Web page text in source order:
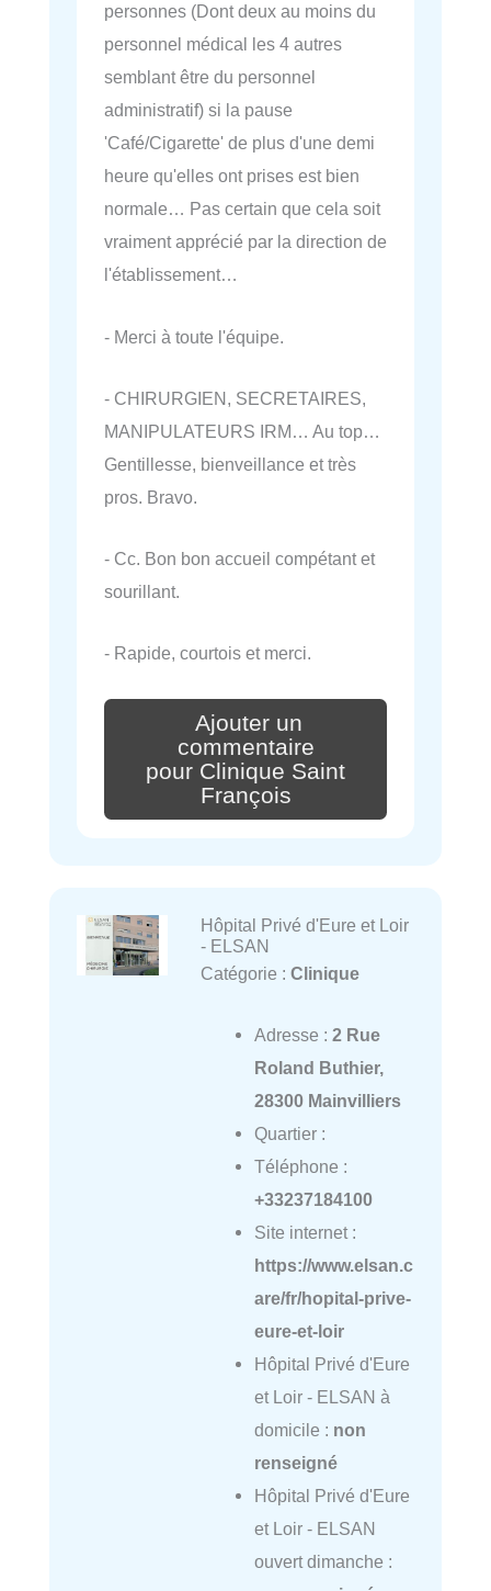
personnes (Dont deux au moins du
personnel médical les 4 autres
semblant être du personnel
administratif) si la pause
'Café/Cigarette' de plus d'une demi
heure qu'elles ont prises est bien
normale… Pas certain que cela soit
vraiment apprécié par la direction de
l'établissement…
- Merci à toute l'équipe.
- CHIRURGIEN, SECRETAIRES,
MANIPULATEURS IRM… Au top…
Gentillesse, bienveillance et très
pros. Bravo.
- Cc. Bon bon accueil compétant et
sourillant.
- Rapide, courtois et merci.
Ajouter un
commentaire
pour Clinique Saint
François
Hôpital Privé d'Eure et Loir
- ELSAN
Catégorie : Clinique
Adresse : 2 Rue
Roland Buthier,
28300 Mainvilliers
Quartier :
Téléphone :
+33237184100
Site internet :
https://www.elsan.c
are/fr/hopital-prive-
eure-et-loir
Hôpital Privé d'Eure
et Loir - ELSAN à
domicile : non
renseigné
Hôpital Privé d'Eure
et Loir - ELSAN
ouvert dimanche :